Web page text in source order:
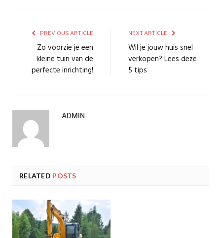
PREVIOUS ARTICLE
Zo voorzie je een
kleine tuin van de
perfecte inrichting!
NEXT ARTICLE
Wil je jouw huis snel
verkopen? Lees deze
5 tips
ADMIN
RELATED POSTS